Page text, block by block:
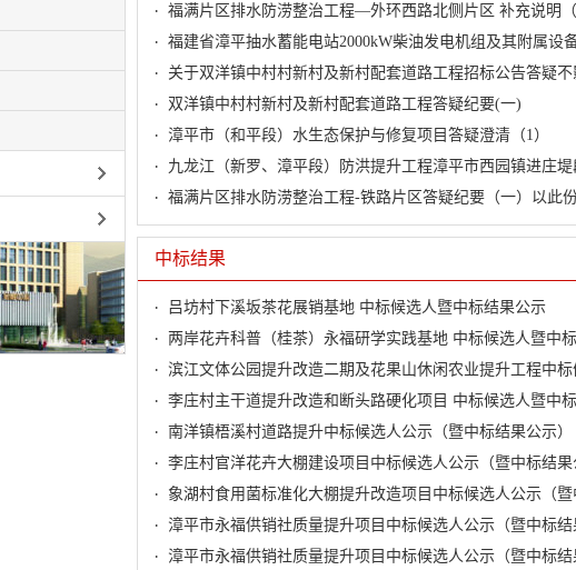
福满片区排水防涝整治工程—外环西路北侧片区 补充说明（
关于双洋镇中村村新村及新村配套道路工程招标公告答疑
双洋镇中村村新村及新村配套道路工程答疑纪要(一)
漳平市（和平段）水生态保护与修复项目答疑澄清（1）
九龙江（新罗、漳平段）防洪提升工程漳平市西园镇进庄
福满片区排水防涝整治工程-铁路片区答疑纪要（一）以此
中标结果
吕坊村下溪坂茶花展销基地 中标候选人暨中标结果公示
两岸花卉科普（桂茶）永福研学实践基地 中标候选人暨中
滨江文体公园提升改造二期及花果山休闲农业提升工程中标
李庄村主干道提升改造和断头路硬化项目 中标候选人暨中
南洋镇梧溪村道路提升中标候选人公示（暨中标结果公示）
李庄村官洋花卉大棚建设项目中标候选人公示（暨中标结果
象湖村食用菌标准化大棚提升改造项目中标候选人公示（暨
漳平市永福供销社质量提升项目中标候选人公示（暨中标结
漳平市永福供销社质量提升项目中标候选人公示（暨中标